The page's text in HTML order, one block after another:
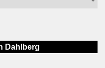
Dahlberg